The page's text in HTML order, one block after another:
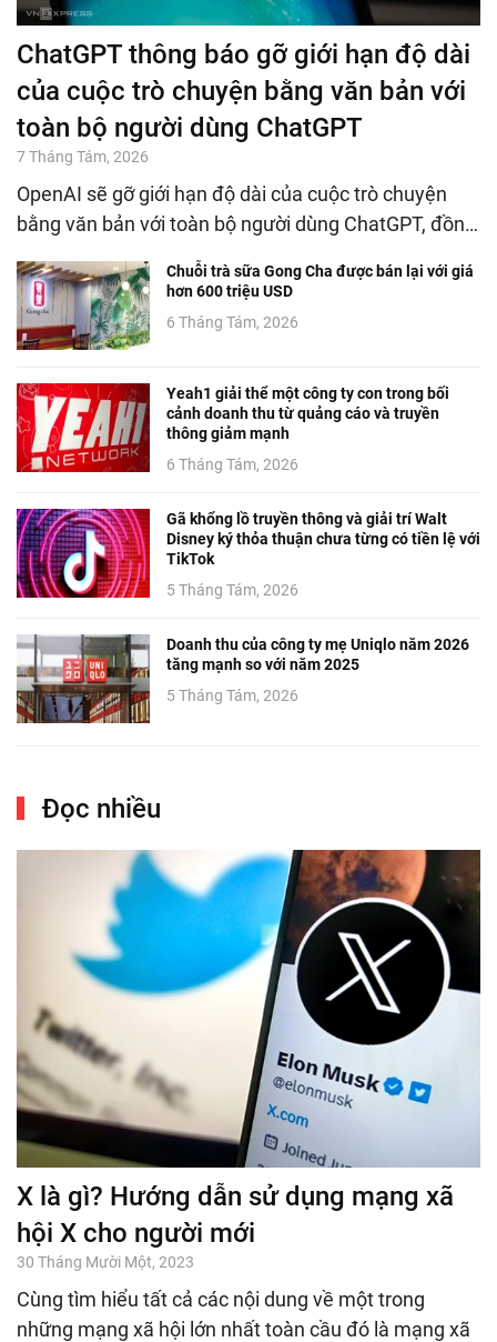
ChatGPT thông báo gỡ giới hạn độ dài
của cuộc trò chuyện bằng văn bản với
toàn bộ người dùng ChatGPT
7 Tháng Tám, 2026
OpenAI sẽ gỡ giới hạn độ dài của cuộc trò chuyện
bằng văn bản với toàn bộ người dùng ChatGPT, đồn…
Chuỗi trà sữa Gong Cha được bán lại với giá
hơn 600 triệu USD
6 Tháng Tám, 2026
Yeah1 giải thể một công ty con trong bối
cảnh doanh thu từ quảng cáo và truyền
thông giảm mạnh
6 Tháng Tám, 2026
Gã khổng lồ truyền thông và giải trí Walt
Disney ký thỏa thuận chưa từng có tiền lệ với
TikTok
5 Tháng Tám, 2026
Doanh thu của công ty mẹ Uniqlo năm 2026
tăng mạnh so với năm 2025
5 Tháng Tám, 2026
Đọc nhiều
X là gì? Hướng dẫn sử dụng mạng xã
hội X cho người mới
30 Tháng Mười Một, 2023
Cùng tìm hiểu tất cả các nội dung về một trong
những mạng xã hội lớn nhất toàn cầu đó là mạng xã